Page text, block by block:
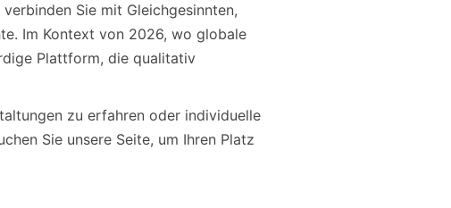
Sie mit Gleichgesinnten,
Im Kontext von 2026, wo globale
Plattform, die qualitativ
zu erfahren oder individuelle
Sie unsere Seite, um Ihren Platz